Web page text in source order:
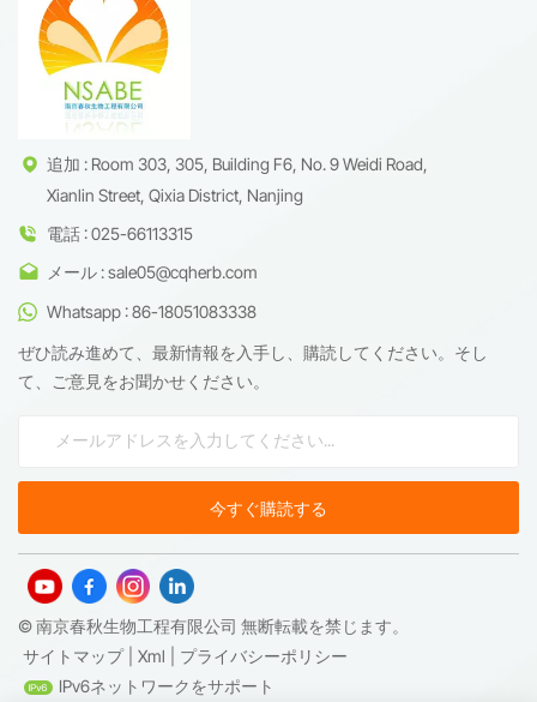
追加 : Room 303, 305, Building F6, No. 9 Weidi Road,
Xianlin Street, Qixia District, Nanjing
電話 : 025-66113315
メール : sale05@cqherb.com
Whatsapp : 86-18051083338
ぜひ読み進めて、最新情報を入手し、購読してください。そし
て、ご意見をお聞かせください。
© 南京春秋生物工程有限公司 無断転載を禁じます。
サイトマップ
Xml
プライバシーポリシー
IPv6ネットワークをサポート